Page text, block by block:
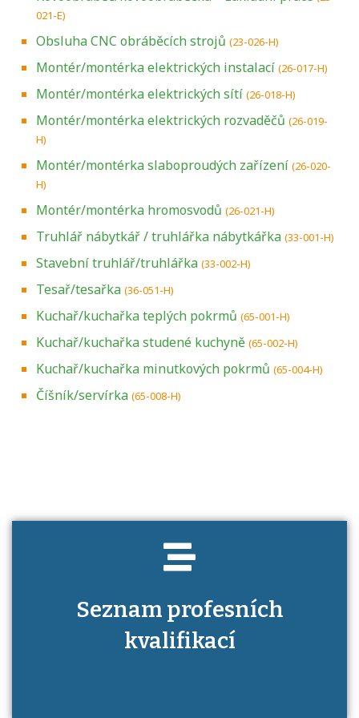
021-E)
Obsluha CNC obráběcích strojů (23-026-H)
Montér/montérka elektrických instalací (26-017-H)
Montér/montérka elektrických sítí (26-018-H)
Montér/montérka elektrických rozvaděčů (26-019-
H)
Montér/montérka slaboproudých zařízení (26-020-
H)
Montér/montérka hromosvodů (26-021-H)
Truhlář nábytkář / truhlářka nábytkářka (33-001-H)
Stavební truhlář/truhlářka (33-002-H)
Tesař/tesařka (36-051-H)
Kuchař/kuchařka teplých pokrmů (65-001-H)
Kuchař/kuchařka studené kuchyně (65-002-H)
Kuchař/kuchařka minutkových pokrmů (65-004-H)
Číšník/servírka (65-008-H)
Seznam profesních
kvalifikací
Projděte si seznam profesních kvalifikací.